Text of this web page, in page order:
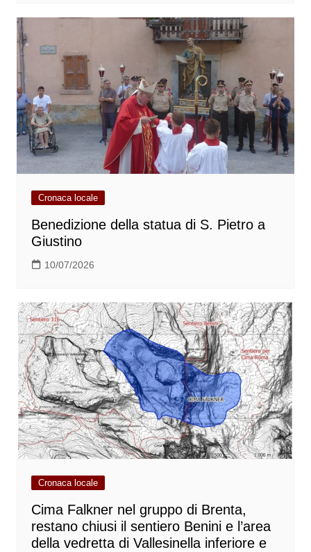
Cronaca locale
Benedizione della statua di S. Pietro a
Giustino
10/07/2026
Cronaca locale
Cima Falkner nel gruppo di Brenta,
restano chiusi il sentiero Benini e l’area
della vedretta di Vallesinella inferiore e